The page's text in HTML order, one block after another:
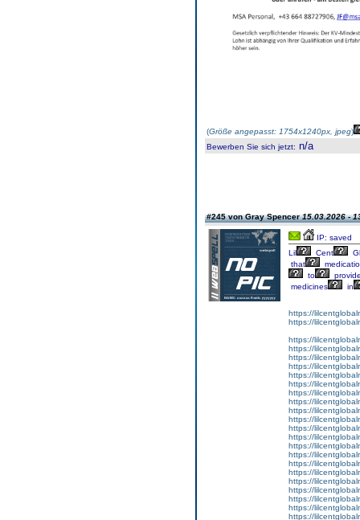
(Größe angepasst: 1754x1240px, jpeg)
Bewerben Sie sich jetzt: n/a
#245 von Gray Spencer15.03.2026 -
IP: saved
Lil
Cent
that
to
medicines
in
https://
https://
https://
https://
https://
https://
https://
https://
https://
https://
https://
https://
https://
https://
https://
https://
https://
https://
https://
https://
https://
https://
https://